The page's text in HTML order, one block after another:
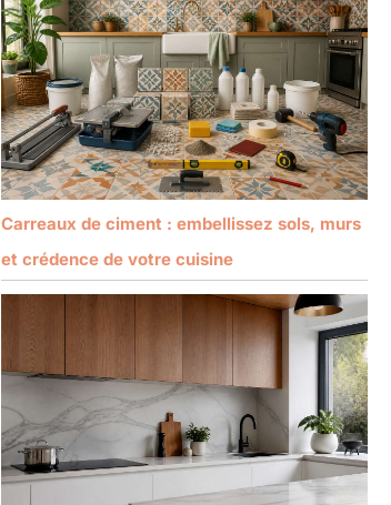
Carreaux de ciment : embellissez sols, murs
et crédence de votre cuisine